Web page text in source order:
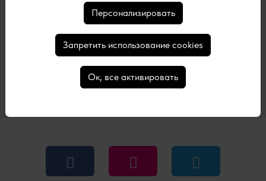
Персонализировать
Запретить использование cookies
Ок, все активировать